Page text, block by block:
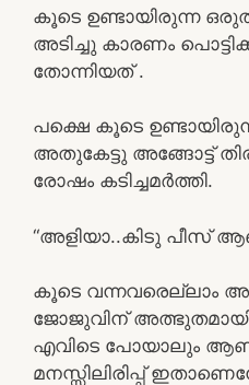
കൂടെ ഉണ്ടായിരുന്ന
അടിച്ചു കാരണം
തോന്നിയത് .
പക്ഷെ കൂടെ
അതുകേട്ടു അങ്ങോട്ട്
രോഷം കടിച്ചമർത്തി.
“അളിയാ..കിടു പീസ്
കൂടെ വന്നവരെല്ലാം
ജോജുവിന്‌ അത്ഭുതമായി.
എവിടെ പോയാലും
മനസ്സിലിരിപ്പ്